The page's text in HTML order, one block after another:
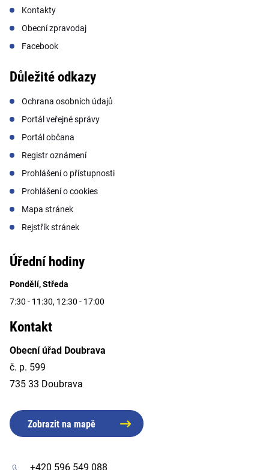
Kontakty
Obecní zpravodaj
Facebook
Důležité odkazy
Ochrana osobních údajů
Portál veřejné správy
Portál občana
Registr oznámení
Prohlášení o přístupnosti
Prohlášení o cookies
Mapa stránek
Rejstřík stránek
Úřední hodiny
Pondělí, Středa
7:30 - 11:30, 12:30 - 17:00
Kontakt
Obecní úřad Doubrava
č. p. 599
735 33 Doubrava
Zobrazit na mapě
+420 596 549 088